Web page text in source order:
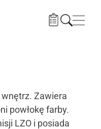
Zawiera
powłokę farby.
LZO i posiada